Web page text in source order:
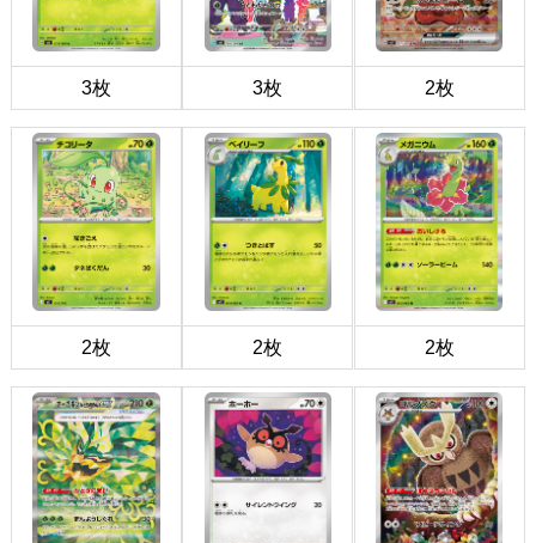
3枚 3枚 2枚
2枚 2枚 2枚